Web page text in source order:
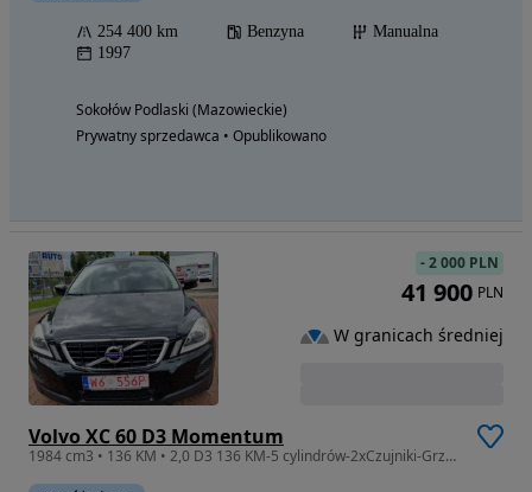
254 400 km Benzyna
Manualna
1997
Sokołów Podlaski (Mazowieckie)
Prywatny sprzedawca • Opublikowano
Volvo XC 60 D3 Momentum
1984 cm3 • 136 KM • 2,0 D3 136 KM-5 cylindrów-2xCzujniki-Grzane fotele-Navi-AUTOMAT!!
-2 000 PLN
41 900 PLN
W granicach średniej